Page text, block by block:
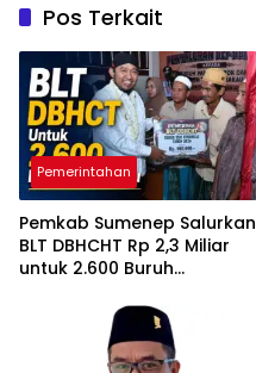
Pos Terkait
Pemerintahan
Pemkab Sumenep Salurkan
BLT DBHCHT Rp 2,3 Miliar
untuk 2.600 Buruh